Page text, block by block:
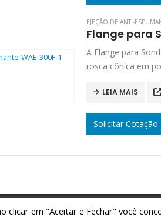
EJEÇÃO DE ANTI-
Flange para
A Flange para
rosca cônica em
LEIA MAIS
Solicitar Cotação
clicar em "Aceitar e Fechar" você